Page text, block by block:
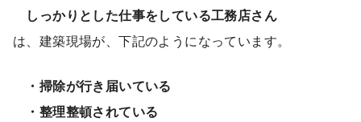
しっかりとした仕事をしている工務店さん
は、建築現場が、下記のようになっています。
・掃除が行き届いている
・整理整頓されている